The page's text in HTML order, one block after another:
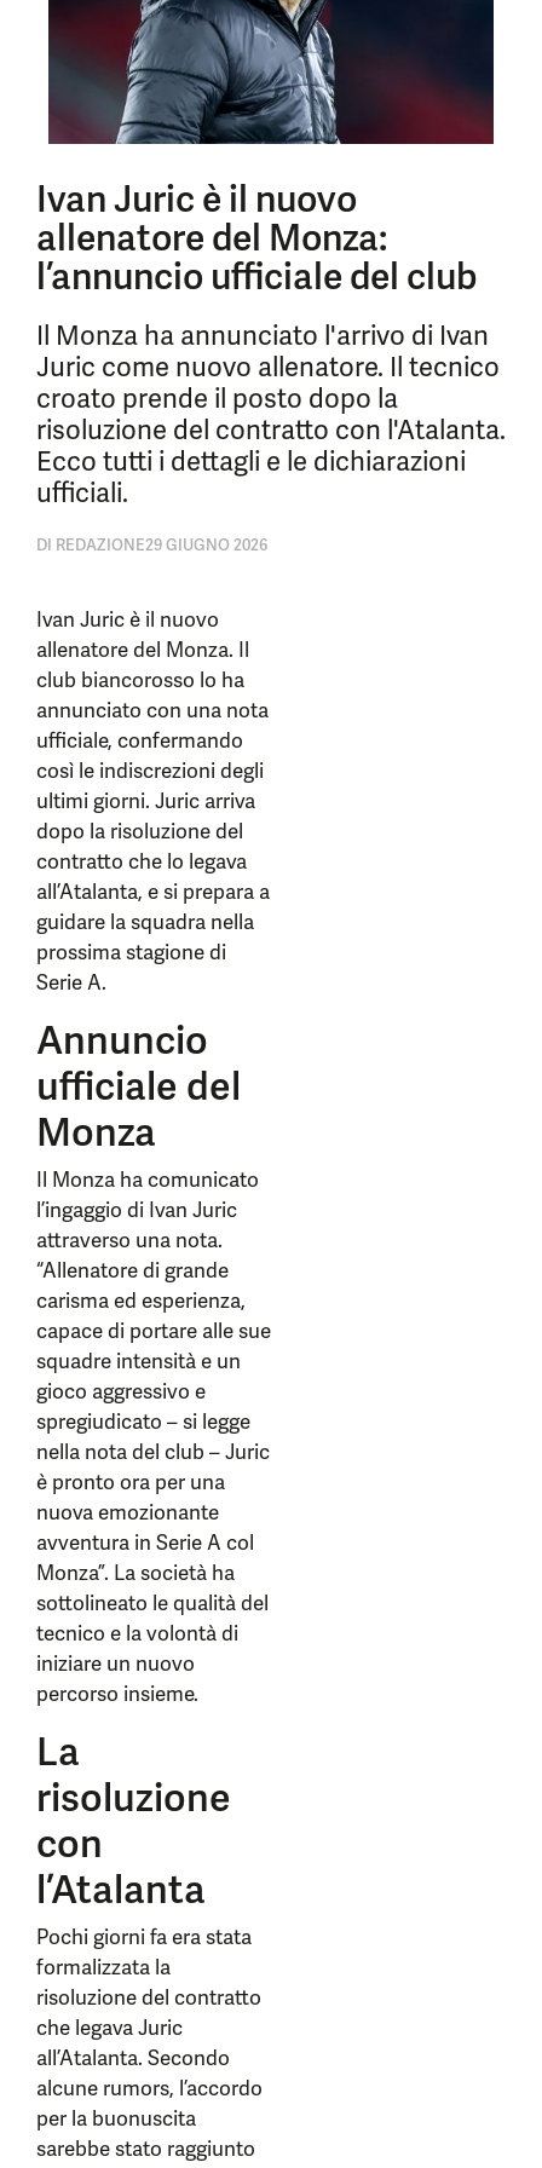
Ivan Juric è il nuovo
allenatore del Monza:
l’annuncio ufficiale del club
Il Monza ha annunciato l'arrivo di Ivan
Juric come nuovo allenatore. Il tecnico
croato prende il posto dopo la
risoluzione del contratto con l'Atalanta.
Ecco tutti i dettagli e le dichiarazioni
ufficiali.
DI REDAZIONE29 GIUGNO 2026
Ivan Juric è il nuovo
allenatore del Monza. Il
club biancorosso lo ha
annunciato con una nota
ufficiale, confermando
così le indiscrezioni degli
ultimi giorni. Juric arriva
dopo la risoluzione del
contratto che lo legava
all’Atalanta, e si prepara a
guidare la squadra nella
prossima stagione di
Serie A.
Annuncio
ufficiale del
Monza
Il Monza ha comunicato
l’ingaggio di Ivan Juric
attraverso una nota.
“Allenatore di grande
carisma ed esperienza,
capace di portare alle sue
squadre intensità e un
gioco aggressivo e
spregiudicato – si legge
nella nota del club – Juric
è pronto ora per una
nuova emozionante
avventura in Serie A col
Monza”. La società ha
sottolineato le qualità del
tecnico e la volontà di
iniziare un nuovo
percorso insieme.
La
risoluzione
con
l’Atalanta
Pochi giorni fa era stata
formalizzata la
risoluzione del contratto
che legava Juric
all’Atalanta. Secondo
alcune rumors, l’accordo
per la buonuscita
sarebbe stato raggiunto